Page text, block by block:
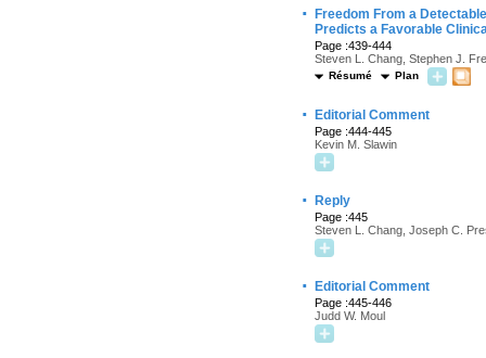
·
Freedom From a
Predicts a Favorable
Page :439-444
Steven L. Chang, Stephen J.
Résumé Plan
· Editorial Comment
Page :444-445
Kevin M. Slawin
· Reply
Page :445
Steven L. Chang, Joseph C.
· Editorial Comment
Page :445-446
Judd W. Moul